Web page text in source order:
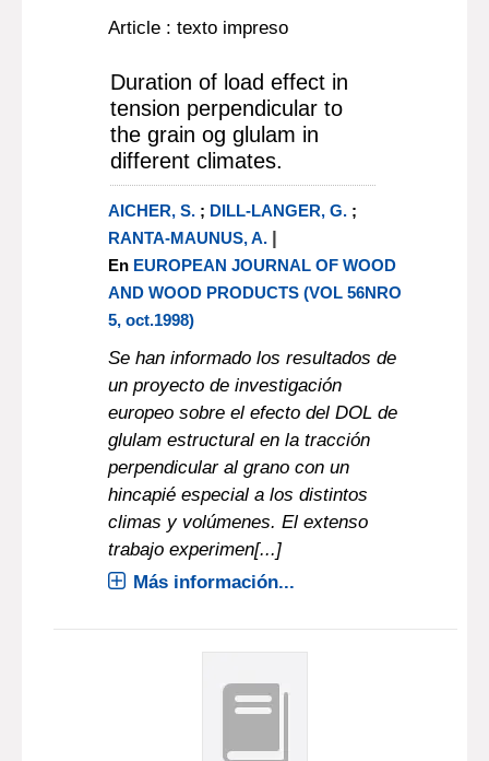
Article : texto impreso
Duration of load effect in
tension perpendicular to
the grain og glulam in
different climates.
AICHER, S.; DILL-LANGER, G.;
RANTA-MAUNUS, A. |
En EUROPEAN JOURNAL OF WOOD
AND WOOD PRODUCTS (VOL 56NRO
5, oct.1998)
Se han informado los resultados de
un proyecto de investigación
europeo sobre el efecto del DOL de
glulam estructural en la tracción
perpendicular al grano con un
hincapié especial a los distintos
climas y volúmenes. El extenso
trabajo experimen[...]
Más información...